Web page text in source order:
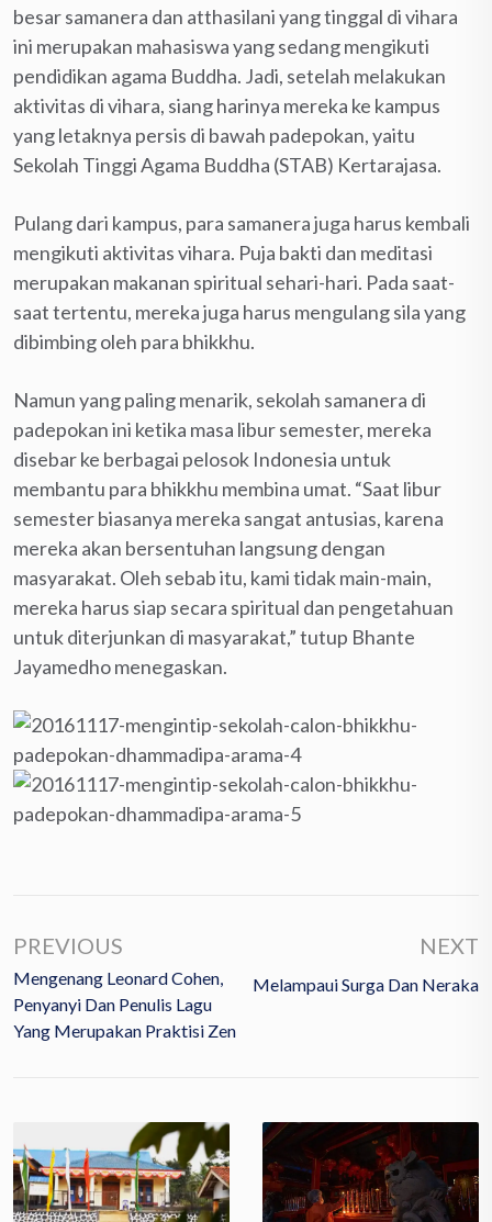
besar samanera dan atthasilani yang tinggal di vihara
ini merupakan mahasiswa yang sedang mengikuti
pendidikan agama Buddha. Jadi, setelah melakukan
aktivitas di vihara, siang harinya mereka ke kampus
yang letaknya persis di bawah padepokan, yaitu
Sekolah Tinggi Agama Buddha (STAB) Kertarajasa.
Pulang dari kampus, para samanera juga harus kembali
mengikuti aktivitas vihara. Puja bakti dan meditasi
merupakan makanan spiritual sehari-hari. Pada saat-
saat tertentu, mereka juga harus mengulang sila yang
dibimbing oleh para bhikkhu.
Namun yang paling menarik, sekolah samanera di
padepokan ini ketika masa libur semester, mereka
disebar ke berbagai pelosok Indonesia untuk
membantu para bhikkhu membina umat. “Saat libur
semester biasanya mereka sangat antusias, karena
mereka akan bersentuhan langsung dengan
masyarakat. Oleh sebab itu, kami tidak main-main,
mereka harus siap secara spiritual dan pengetahuan
untuk diterjunkan di masyarakat,” tutup Bhante
Jayamedho menegaskan.
PREVIOUS
Mengenang Leonard Cohen,
Penyanyi Dan Penulis Lagu
Yang Merupakan Praktisi Zen
NEXT
Melampaui Surga Dan Neraka